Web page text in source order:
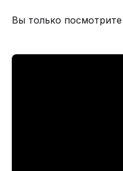
Вы только посмотрите